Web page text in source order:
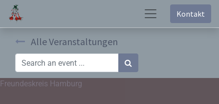
Kontakt
Alle Veranstaltungen
Freundeskreis Hamburg